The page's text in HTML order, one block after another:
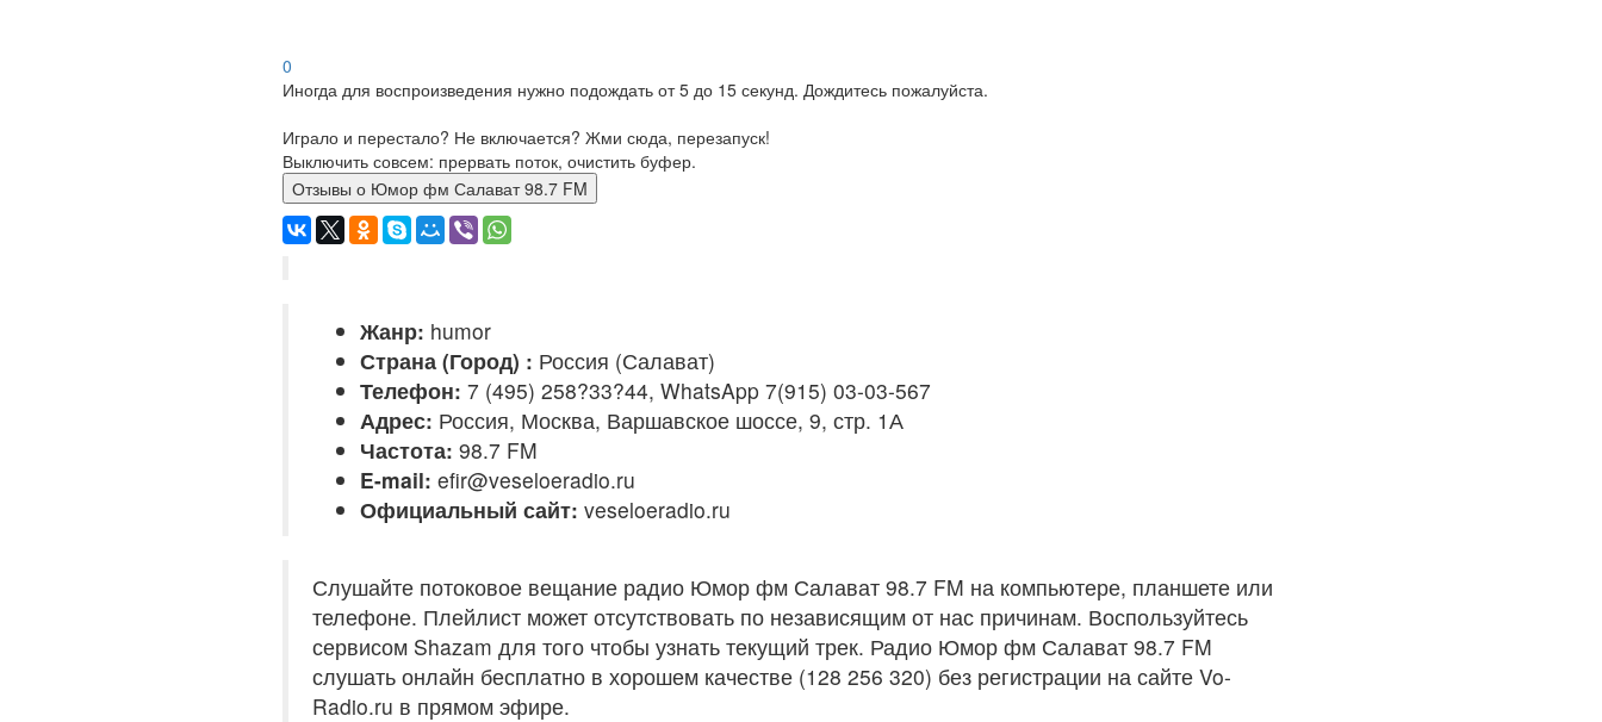
0
Иногда для воспроизведения нужно подождать от 5 до 15 секунд. Дождитесь пожалуйста.
Играло и перестало? Не включается? Жми сюда, перезапуск!
Выключить совсем: прервать поток, очистить буфер.
Отзывы о Юмор фм Салават 98.7 FM
Жанр: humor
Страна (Город) : Россия (Салават)
Телефон: 7 (495) 258?33?44, WhatsApp 7(915) 03-03-567
Адрес: Россия, Москва, Варшавское шоссе, 9, стр. 1А
Частота: 98.7 FM
E-mail: efir@veseloeradio.ru
Официальный сайт: veseloeradio.ru
Слушайте потоковое вещание радио Юмор фм Салават 98.7 FM на компьютере, планшете или
телефоне. Плейлист может отсутствовать по независящим от нас причинам. Воспользуйтесь
сервисом Shazam для того чтобы узнать текущий трек. Радио Юмор фм Салават 98.7 FM
слушать онлайн бесплатно в хорошем качестве (128 256 320) без регистрации на сайте Vo-
Radio.ru в прямом эфире.